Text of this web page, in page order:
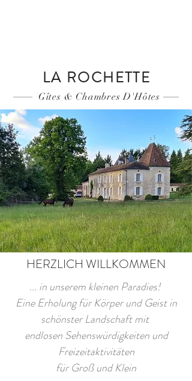
LA ROCHETTE
Gîtes & Chambres D'Hôtes
HERZLICH WILLKOMMEN
... in unserem kleinen Paradies!
Eine Erholung für Körper und Geist in
schönster Landschaft mit
endlosen Sehenswürdigkeiten und
Freizeitaktivitäten
für Groß und Klein